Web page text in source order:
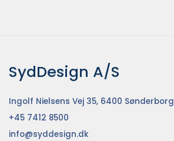
SydDesign A/S
Ingolf Nielsens Vej 35, 6400 Sønderborg
+45 7412 8500
info@syddesign.dk